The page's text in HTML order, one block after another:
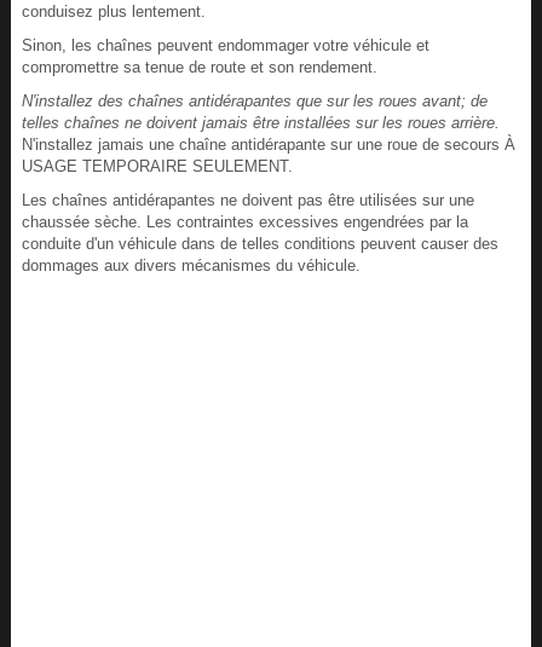
conduisez plus lentement.
Sinon, les chaînes peuvent endommager votre véhicule et
compromettre sa tenue de route et son rendement.
N'installez des chaînes antidérapantes que sur les roues avant; de
telles chaînes ne doivent jamais être installées sur les roues arrière.
N'installez jamais une chaîne antidérapante sur une roue de secours À
USAGE TEMPORAIRE SEULEMENT.
Les chaînes antidérapantes ne doivent pas être utilisées sur une
chaussée sèche. Les contraintes excessives engendrées par la
conduite d'un véhicule dans de telles conditions peuvent causer des
dommages aux divers mécanismes du véhicule.